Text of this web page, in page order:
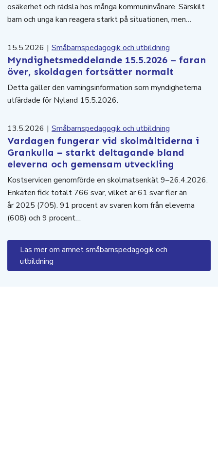
osäkerhet och rädsla hos många kommuninvånare. Särskilt
barn och unga kan reagera starkt på situationen, men…
15.5.2026 | Småbarnspedagogik och utbildning
Myndighetsmeddelande 15.5.2026 – faran
över, skoldagen fortsätter normalt
Detta gäller den varningsinformation som myndigheterna
utfärdade för Nyland 15.5.2026.
13.5.2026 | Småbarnspedagogik och utbildning
Vardagen fungerar vid skolmåltiderna i
Grankulla – starkt deltagande bland
eleverna och gemensam utveckling
Kostservicen genomförde en skolmatsenkät 9–26.4.2026.
Enkäten fick totalt 766 svar, vilket är 61 svar fler än
år 2025 (705). 91 procent av svaren kom från eleverna
(608) och 9 procent…
Läs mer om ämnet småbarnspedagogik och
utbildning